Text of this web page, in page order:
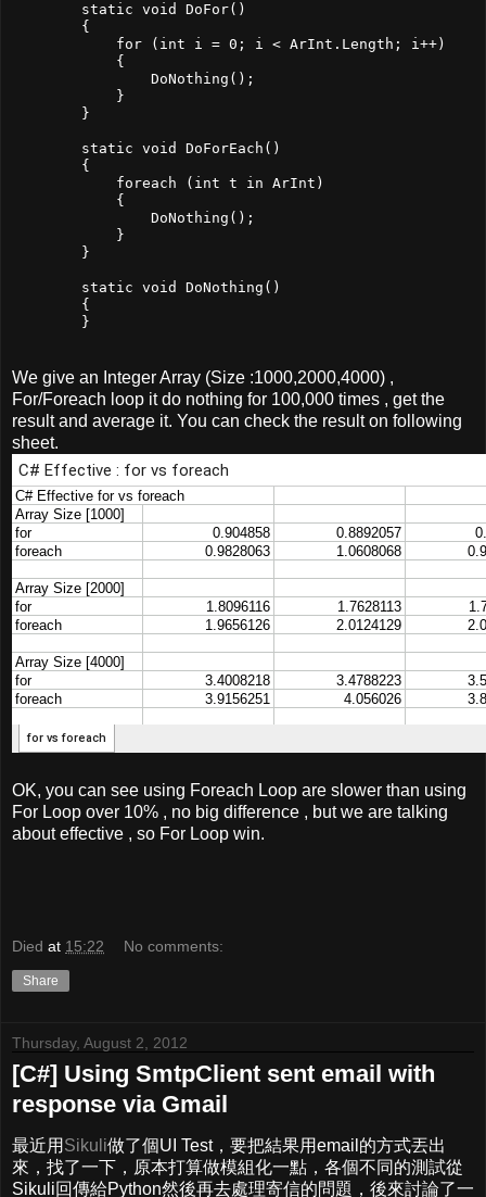
        static void DoFor()
        {
            for (int i = 0; i < ArInt.Length; i++)
            {
                DoNothing();
            }
        }
        static void DoForEach()
        {
            foreach (int t in ArInt)
            {
                DoNothing();
            }
        }
        static void DoNothing()
        {
We give an Integer Array (Size :1000,2000,4000) ,
For/Foreach loop it do nothing for 100,000 times , get the
result and average it. You can check the result on following
sheet.
OK, you can see using Foreach Loop are slower than using
For Loop over 10% , no big difference , but we are talking
about effective , so For Loop win.
Died at 15:22 No comments:
Share
Thursday, August 2, 2012
[C#] Using SmtpClient sent email with
response via Gmail
最近用 Sikuli做了個UI Test，要把結果用email的方式丟出
來，找了一下，原本打算做模組化一點，各個不同的測試從
Sikuli回傳給Python然後再去處理寄信的問題，後來討論了一